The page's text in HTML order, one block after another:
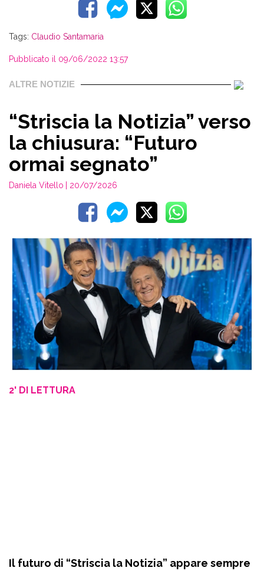
Tags: Claudio Santamaria
Pubblicato il 09/06/2022 13:57
ALTRE NOTIZIE
“Striscia la Notizia” verso
la chiusura: “Futuro
ormai segnato”
Daniela Vitello | 20/07/2026
2' DI LETTURA
Il futuro di “Striscia la Notizia” appare sempre